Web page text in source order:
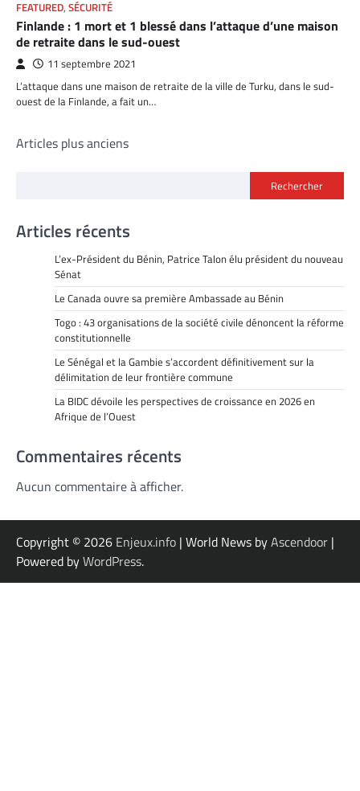
FEATURED, SÉCURITÉ
Finlande : 1 mort et 1 blessé dans l’attaque d’une maison
de retraite dans le sud-ouest
11 septembre 2021
L’attaque dans une maison de retraite de la ville de Turku, dans le sud-
ouest de la Finlande, a fait un…
Navigation
Articles plus anciens
Rechercher
Articles récents
L’ex-Président du Bénin, Patrice Talon élu président du nouveau
Sénat
Le Canada ouvre sa première Ambassade au Bénin
Togo : 43 organisations de la société civile dénoncent la réforme
constitutionnelle
Le Sénégal et la Gambie s’accordent définitivement sur la
délimitation de leur frontière commune
La BIDC dévoile les perspectives de croissance en 2026 en
Afrique de l’Ouest
Commentaires récents
Aucun commentaire à afficher.
Copyright © 2026 Enjeux.info | World News byAscendoor |
Powered byWordPress.